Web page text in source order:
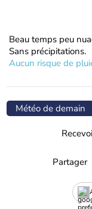
Beau temps peu
Sans précipitations.
Aucun risque de
Météo de demain
Partager